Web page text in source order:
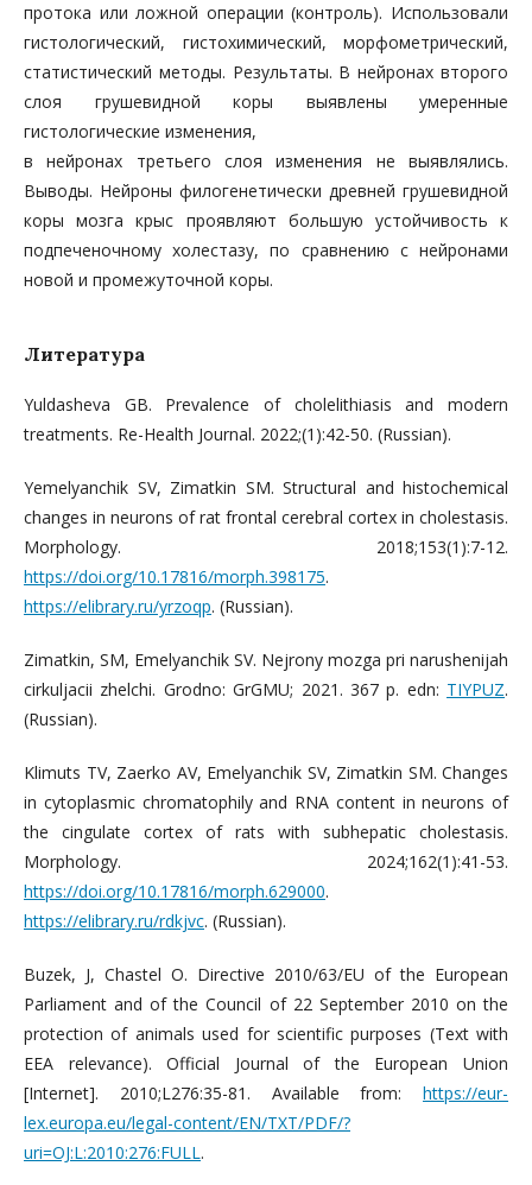
протока или ложной операции (контроль). Использовали
гистологический, гистохимический, морфометрический,
статистический методы. Результаты. В нейронах второго
слоя грушевидной коры выявлены умеренные
гистологические изменения,
в нейронах третьего слоя изменения не выявлялись.
Выводы. Нейроны филогенетически древней грушевидной
коры мозга крыс проявляют большую устойчивость к
подпеченочному холестазу, по сравнению с нейронами
новой и промежуточной коры.
Литература
Yuldasheva GB. Prevalence of cholelithiasis and modern
treatments. Re-Health Journal. 2022;(1):42-50. (Russian).
Yemelyanchik SV, Zimatkin SM. Structural and histochemical
changes in neurons of rat frontal cerebral cortex in cholestasis.
Morphology. 2018;153(1):7-12.
https://doi.org/10.17816/morph.398175.
https://elibrary.ru/yrzoqp. (Russian).
Zimatkin, SM, Emelyanchik SV. Nejrony mozga pri narushenijah
cirkuljacii zhelchi. Grodno: GrGMU; 2021. 367 p. edn: TIYPUZ.
(Russian).
Klimuts TV, Zaerko AV, Emelyanchik SV, Zimatkin SM. Changes
in cytoplasmic chromatophily and RNA content in neurons of
the cingulate cortex of rats with subhepatic cholestasis.
Morphology. 2024;162(1):41-53.
https://doi.org/10.17816/morph.629000.
https://elibrary.ru/rdkjvc. (Russian).
Buzek, J, Chastel O. Directive 2010/63/EU of the European
Parliament and of the Council of 22 September 2010 on the
protection of animals used for scientific purposes (Text with
EEA relevance). Official Journal of the European Union
[Internet]. 2010;L276:35-81. Available from: https://eur-
lex.europa.eu/legal-content/EN/TXT/PDF/?
uri=OJ:L:2010:276:FULL.